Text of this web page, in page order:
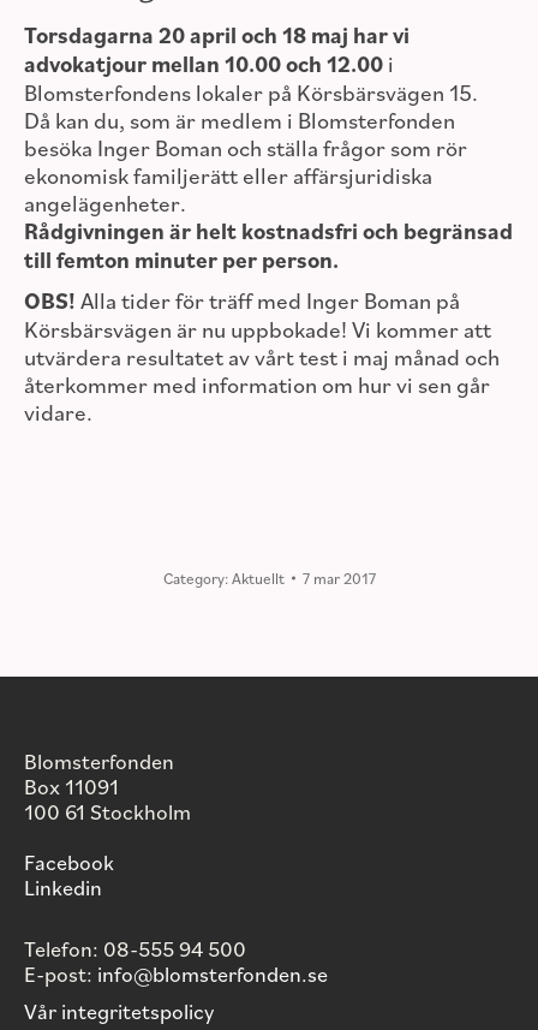
Torsdagarna 20 april och 18 maj har vi
advokatjour mellan 10.00 och 12.00 i
Blomsterfondens lokaler på Körsbärsvägen 15.
Då kan du, som är medlem i Blomsterfonden
besöka Inger Boman och ställa frågor som rör
ekonomisk familjerätt eller affärsjuridiska
angelägenheter.
Rådgivningen är helt kostnadsfri och begränsad
till femton minuter per person.
OBS! Alla tider för träff med Inger Boman på
Körsbärsvägen är nu uppbokade! Vi kommer att
utvärdera resultatet av vårt test i maj månad och
återkommer med information om hur vi sen går
vidare.
Category:Aktuellt 7 mar 2017
Blomsterfonden
Box 11091
100 61 Stockholm
Facebook
Linkedin
Telefon: 08-555 94 500
E-post: info@blomsterfonden.se
Vår integritetspolicy